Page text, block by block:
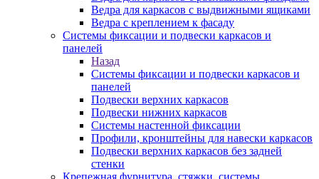
Ведра для каркасов с выдвижными ящиками
Ведра с креплением к фасаду
Системы фиксации и подвески каркасов и
панелей
Назад
Системы фиксации и подвески каркасов и
панелей
Подвески верхних каркасов
Подвески нижних каркасов
Системы настенной фиксации
Профили, кронштейны для навески каркасов
Подвески верхних каркасов без задней
стенки
Крепежная фурнитура, стяжки, системы